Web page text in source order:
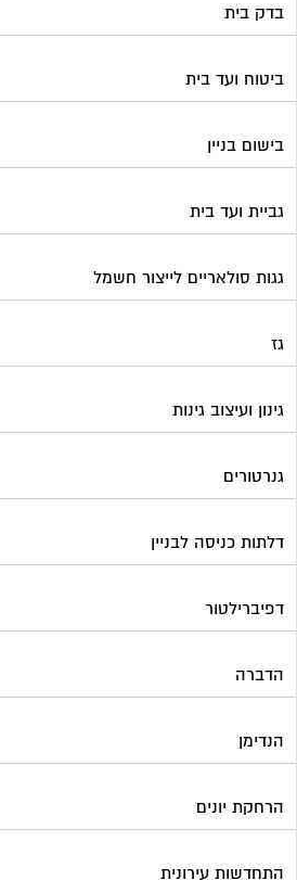
בדק בית
ביטוח ועד בית
בישום בניין
גביית ועד בית
גגות סולאריים לייצור חשמל
גז
גינון ועיצוב גינות
גנרטורים
דלתות כניסה לבניין
דפיברילטור
הדברה
הנדימן
הרחקת יונים
התחדשות עירונית